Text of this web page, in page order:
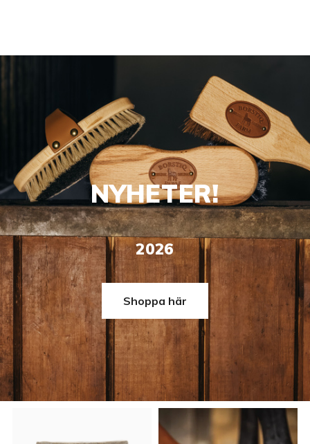
NYHETER!
2026
Shoppa här